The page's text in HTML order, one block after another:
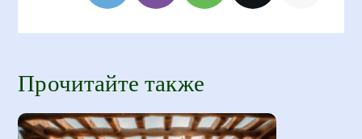
Прочитайте также